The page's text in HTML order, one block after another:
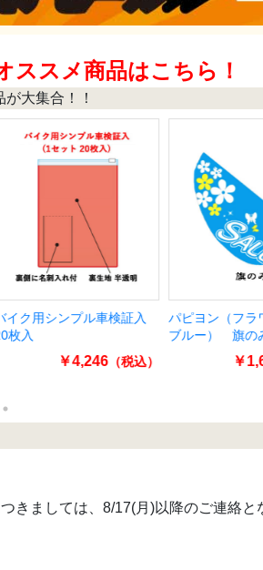
ススメ商品はこちら！
大集合！！
用シンプル車検証入
￥4,246（税込）
パピヨン（フラワ
ブルー） 旗のみ
￥1,650
きましては、8/17(月)以降のご連絡と